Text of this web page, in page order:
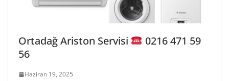
Ortadağ Ariston Servisi
0216 471 59
56
Haziran 19, 2025